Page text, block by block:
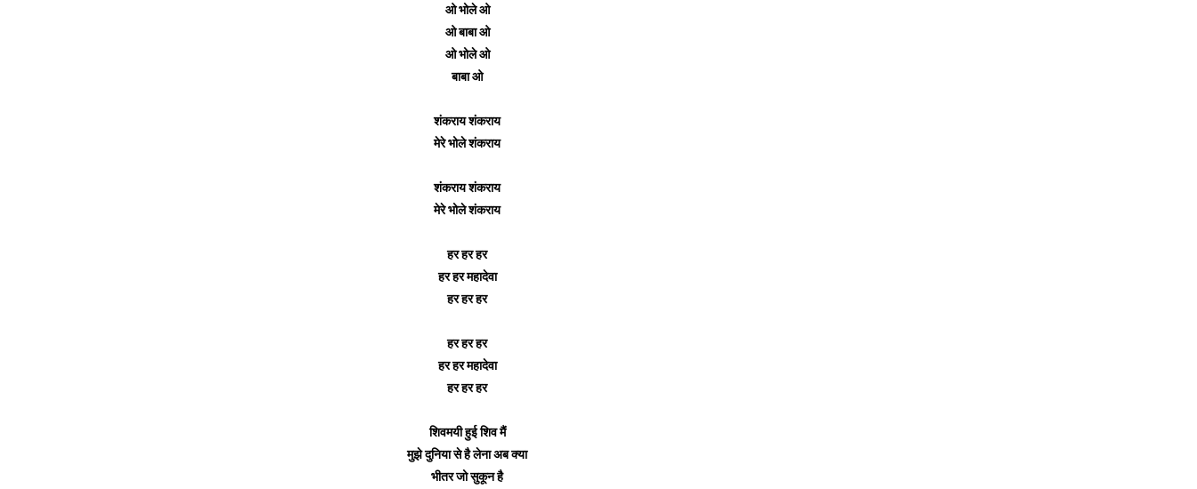
ओ भोले ओ
ओ बाबा ओ
ओ भोले ओ
बाबा ओ
शंकराय शंकराय
मेरे भोले शंकराय
शंकराय शंकराय
मेरे भोले शंकराय
हर हर हर
हर हर महादेवा
हर हर हर
हर हर हर
हर हर महादेवा
हर हर हर
शिवमयी हुई शिव मैं
मुझे दुनिया से है लेना अब क्या
भीतर जो सुकून है